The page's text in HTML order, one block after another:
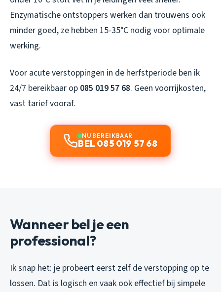
Enzymatische ontstoppers werken dan trouwens ook
minder goed, ze hebben 15-35°C nodig voor optimale
werking.
Voor acute verstoppingen in de herfstperiode ben ik
24/7 bereikbaar op 085 019 57 68. Geen voorrijkosten,
vast tarief vooraf.
NU BEREIKBAAR
BEL 085 019 57 68
Wanneer bel je een
professional?
Ik snap het: je probeert eerst zelf de verstopping op te
lossen. Dat is logisch en vaak ook effectief bij simpele